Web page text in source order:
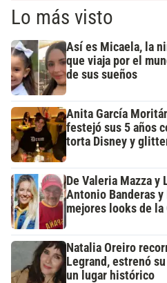
Lo más visto
Así es Micaela, la
que viaja por el
de sus sueños
Anita García
festejó sus 5 años
torta Disney y
De Valeria Mazza y
Antonio Banderas
mejores looks de
Natalia Oreiro
Legrand, estrenó
un lugar histórico